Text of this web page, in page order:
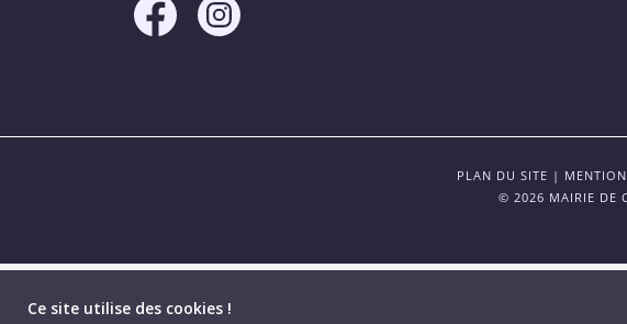
Ce site utilise des cookies !
PLAN DU SITE |
© 2026 MAIRIE DE